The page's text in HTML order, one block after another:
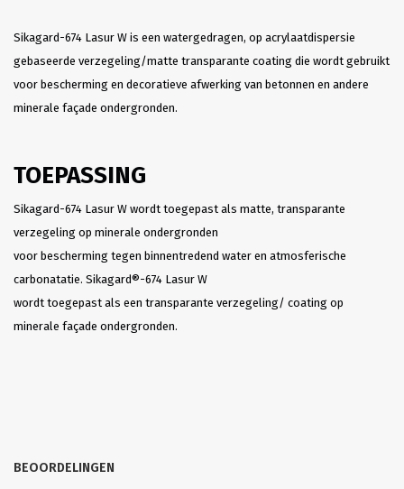
Sikagard-674 Lasur W is een watergedragen, op acrylaatdispersie
gebaseerde verzegeling/matte transparante coating die wordt gebruikt
voor bescherming en decoratieve afwerking van betonnen en andere
minerale façade ondergronden.
TOEPASSING
Sikagard-674 Lasur W wordt toegepast als matte, transparante
verzegeling op minerale ondergronden
voor bescherming tegen binnentredend water en atmosferische
carbonatatie. Sikagard®-674 Lasur W
wordt toegepast als een transparante verzegeling/ coating op
minerale façade ondergronden.
BEOORDELINGEN